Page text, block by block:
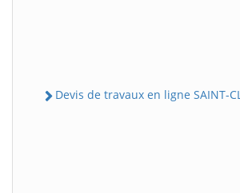
Devis de travaux en ligne SAINT-